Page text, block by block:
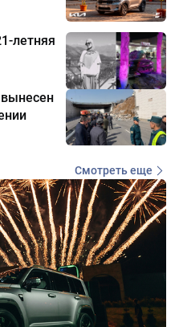
летняя
Смотреть еще